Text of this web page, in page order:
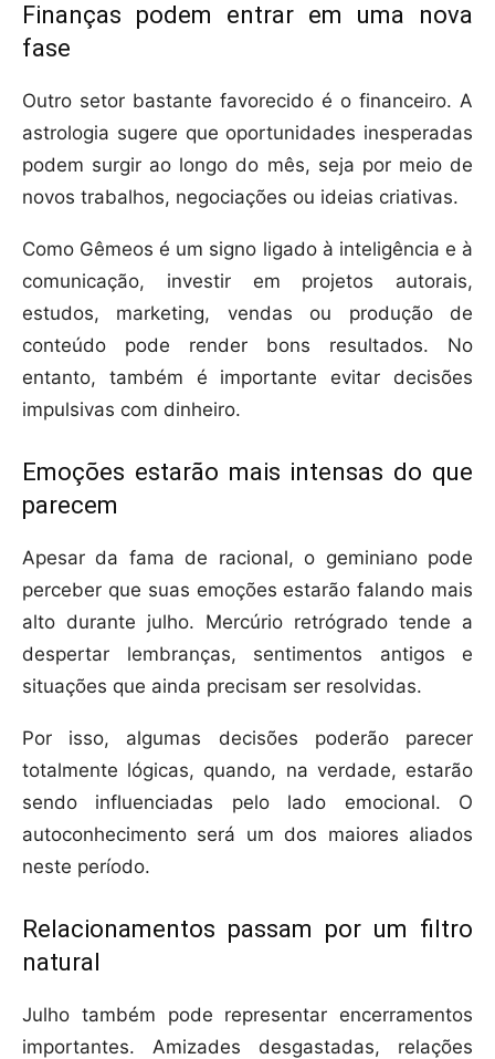
Finanças podem entrar em uma nova
fase
Outro setor bastante favorecido é o financeiro. A
astrologia sugere que oportunidades inesperadas
podem surgir ao longo do mês, seja por meio de
novos trabalhos, negociações ou ideias criativas.
Como Gêmeos é um signo ligado à inteligência e à
comunicação, investir em projetos autorais,
estudos, marketing, vendas ou produção de
conteúdo pode render bons resultados. No
entanto, também é importante evitar decisões
impulsivas com dinheiro.
Emoções estarão mais intensas do que
parecem
Apesar da fama de racional, o geminiano pode
perceber que suas emoções estarão falando mais
alto durante julho. Mercúrio retrógrado tende a
despertar lembranças, sentimentos antigos e
situações que ainda precisam ser resolvidas.
Por isso, algumas decisões poderão parecer
totalmente lógicas, quando, na verdade, estarão
sendo influenciadas pelo lado emocional. O
autoconhecimento será um dos maiores aliados
neste período.
Relacionamentos passam por um filtro
natural
Julho também pode representar encerramentos
importantes. Amizades desgastadas, relações